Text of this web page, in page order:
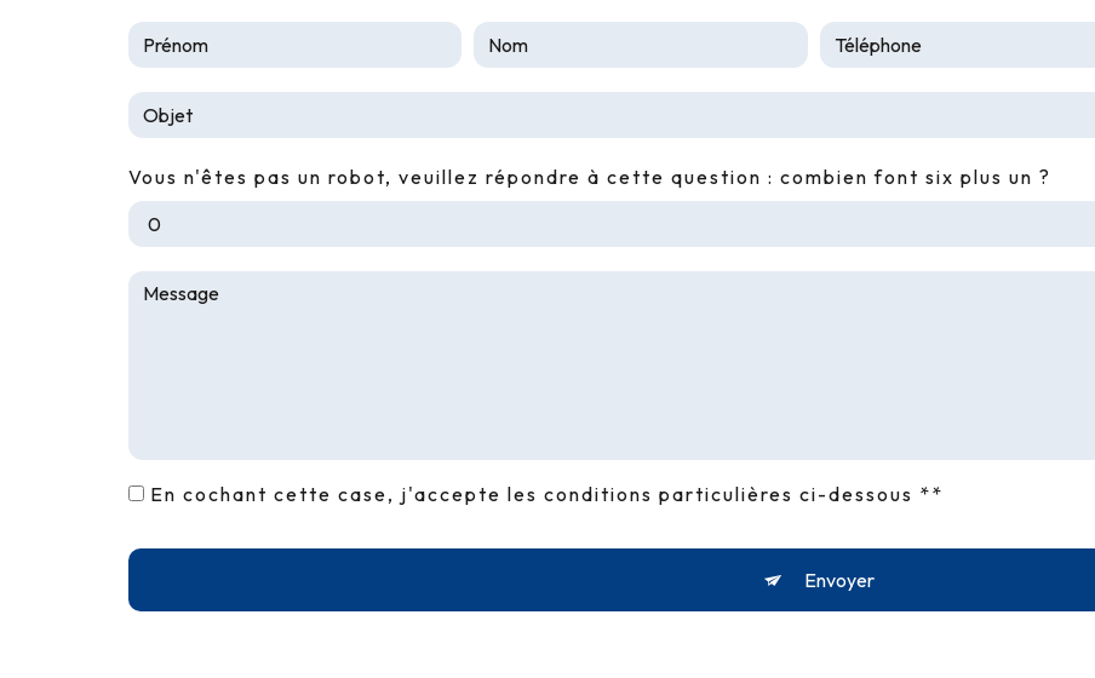
Vous n'êtes pas un robot, veuillez répondre à cette question : combien font six plus un ?
En cochant cette case, j'accepte les conditions particulières ci-dessous **
Envoyer